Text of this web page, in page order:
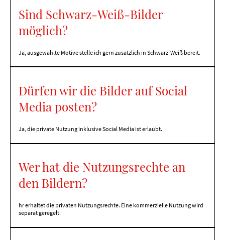
Sind Schwarz-Weiß-Bilder
möglich?
Ja, ausgewählte Motive stelle ich gern zusätzlich in Schwarz-Weiß bereit.
Dürfen wir die Bilder auf Social
Media posten?
Ja, die private Nutzung inklusive Social Media ist erlaubt.
Wer hat die Nutzungsrechte an
den Bildern?
hr erhaltet die privaten Nutzungsrechte. Eine kommerzielle Nutzung wird
separat geregelt.